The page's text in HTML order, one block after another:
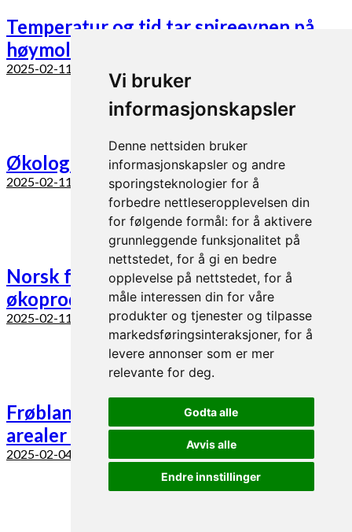
Vi bruker
informasjonskapsler
Denne nettsiden bruker
informasjonskapsler og andre
sporingsteknologier for å
forbedre nettleseropplevelsen din
for følgende formål: for å aktivere
grunnleggende funksjonalitet på
nettstedet, for å gi en bedre
opplevelse på nettstedet, for å
måle interessen din for våre
produkter og tjenester og tilpasse
markedsføringsinteraksjoner, for å
levere annonser som er mer
relevante for deg.
Godta alle
Avvis alle
Endre innstillinger
Temperatur og tid tar spireevnen på
høymolefrø
2025-02-11
Økologisk landbruks som spydspiss
2025-02-11
Norsk frøproduksjon for store og små
økoprodusenter
2025-02-11
Frøblandinger for økt utnyttelse av
arealer og ressurser
2025-02-04